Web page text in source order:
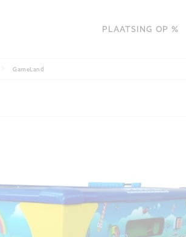
PLAATSING OP %
GameLand